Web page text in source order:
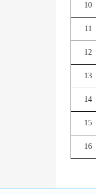
10
11
12
13
14
15
16